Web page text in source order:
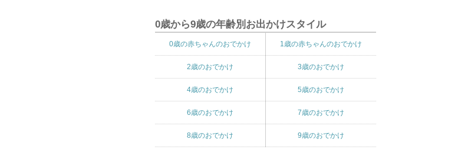
0歳から9歳の年齢別お出かけスタイル
0歳の赤ちゃんのおでかけ 1歳の赤ちゃんのおでかけ
2歳のおでかけ 3歳のおでかけ
4歳のおでかけ 5歳のおでかけ
6歳のおでかけ 7歳のおでかけ
8歳のおでかけ 9歳のおでかけ